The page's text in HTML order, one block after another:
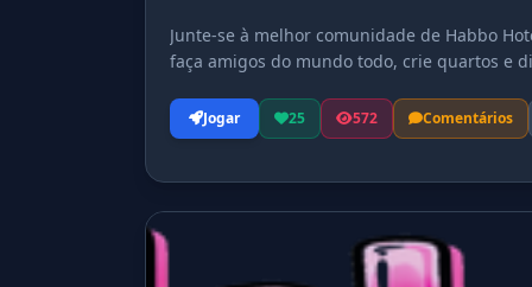
Junte-se à melhor comunidade de Habbo
faça amigos do mundo todo, crie quartos e
Jogar 25 572 Comentários